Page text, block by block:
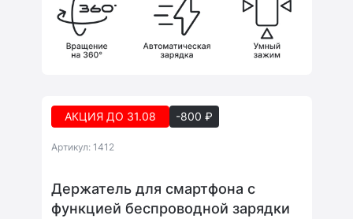
Артикул: 1412
Держатель для смартфона с
функцией беспроводной зарядки
АКЦИЯ ДО 31.08 -800 ₽